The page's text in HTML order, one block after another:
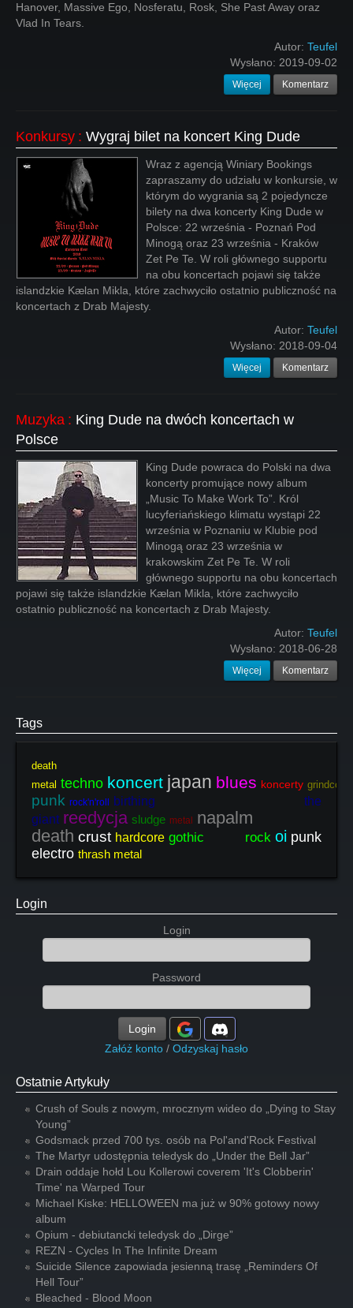
Hanover, Massive Ego, Nosferatu, Rosk, She Past Away oraz
Vlad In Tears.
Autor: Teufel
Wysłano: 2019-09-02
Więcej Komentarz
Konkursy : Wygraj bilet na koncert King Dude
Wraz z agencją Winiary Bookings
zapraszamy do udziału w konkursie, w
którym do wygrania są 2 pojedyncze
bilety na dwa koncerty King Dude w
Polsce: 22 września - Poznań Pod
Minogą oraz 23 września - Kraków
Zet Pe Te. W roli głównego supportu
na obu koncertach pojawi się także
islandzkie Kælan Mikla, które zachwyciło ostatnio publiczność na
koncertach z Drab Majesty.
Autor: Teufel
Wysłano: 2018-09-04
Więcej Komentarz
Muzyka : King Dude na dwóch koncertach w
Polsce
King Dude powraca do Polski na dwa
koncerty promujące nowy album
„Music To Make Work To”. Król
lucyferiańskiego klimatu wystąpi 22
września w Poznaniu w Klubie pod
Minogą oraz 23 września w
krakowskim Zet Pe Te. W roli
głównego supportu na obu koncertach
pojawi się także islandzkie Kælan Mikla, które zachwyciło
ostatnio publiczność na koncertach z Drab Majesty.
Autor: Teufel
Wysłano: 2018-06-28
Więcej Komentarz
Tags
death
metal techno koncert japan blues koncerty grindcore
punk rock'n'roll
birthing the
giant reedycja sludge metal
napalm
death crust hardcore gothic rock oi punk
electro thrash metal
Login
Login
Password
Login
Załóż konto / Odzyskaj hasło
Ostatnie Artykuły
Crush of Souls z nowym, mrocznym wideo do „Dying to Stay
Young”
Godsmack przed 700 tys. osób na Pol'and'Rock Festival
The Martyr udostępnia teledysk do „Under the Bell Jar”
Drain oddaje hołd Lou Kollerowi coverem 'It's Clobberin'
Time' na Warped Tour
Michael Kiske: HELLOWEEN ma już w 90% gotowy nowy
album
Opium - debiutancki teledysk do „Dirge”
REZN - Cycles In The Infinite Dream
Suicide Silence zapowiada jesienną trasę „Reminders Of
Hell Tour”
Bleached - Blood Moon